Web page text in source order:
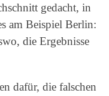
gedacht, in
am Beispiel Berlin:
die Ergebnisse
dafür, die falschen